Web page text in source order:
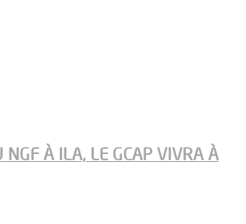
NGF À ILA, LE GCAP VIVRA À